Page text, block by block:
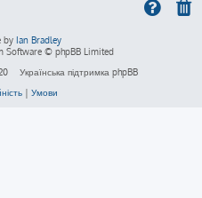
by Ian Bradley
Software © phpBB Limited
Українська підтримка phpBB
| Умови